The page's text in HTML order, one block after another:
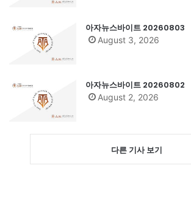
아자뉴스바이트 20260803
August 3, 2026
아자뉴스바이트 20260802
August 2, 2026
다른 기사 보기